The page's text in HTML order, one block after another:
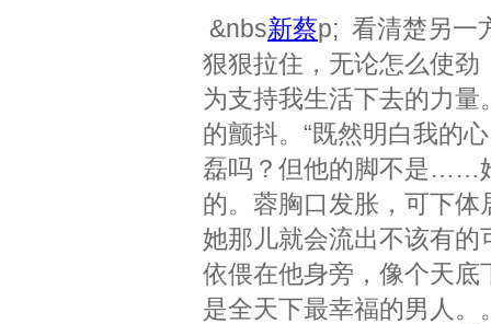
&nbs新蔡p; 看清楚另
狠狠拉住，无论怎么使
为支持我生活下去的力量
的颤抖。“既然明白我的
磊吗？但他的脚不是……
的。蓉胸口发胀，可下
她那儿就会流出不该有
依偎在他身旁，像个天
是全天下最幸福的男人。